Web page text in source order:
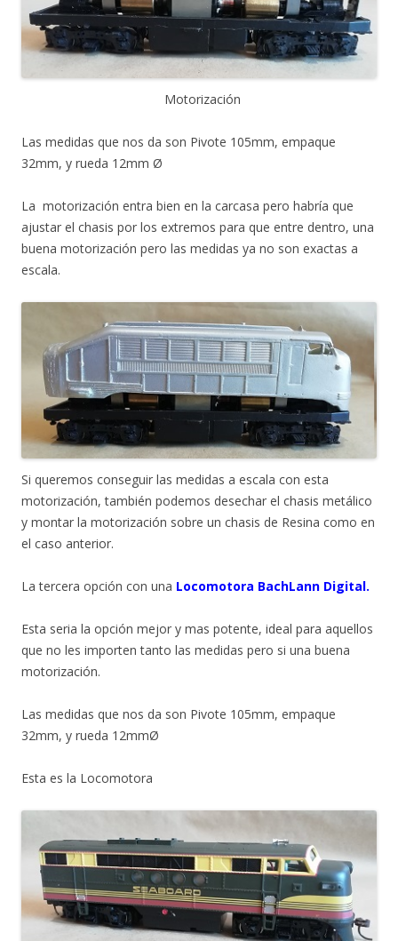
Motorización
Las medidas que nos da son Pivote 105mm, empaque
32mm, y rueda 12mm Ø
La motorización entra bien en la carcasa pero habría que
ajustar el chasis por los extremos para que entre dentro, una
buena motorización pero las medidas ya no son exactas a
escala.
Si queremos conseguir las medidas a escala con esta
motorización, también podemos desechar el chasis metálico
y montar la motorización sobre un chasis de Resina como en
el caso anterior.
La tercera opción con una Locomotora BachLann Digital.
Esta seria la opción mejor y mas potente, ideal para aquellos
que no les importen tanto las medidas pero si una buena
motorización.
Las medidas que nos da son Pivote 105mm, empaque
32mm, y rueda 12mmØ
Esta es la Locomotora